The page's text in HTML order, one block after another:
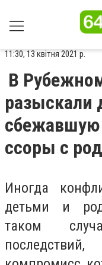
11:30, 13 квітня 2021 р.
В
разыскали
сбежавшую
ссоры с
Иногда
детьми и
таком